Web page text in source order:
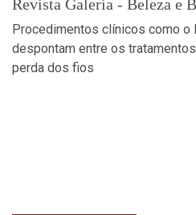
Revista Galeria - Beleza e
Procedimentos clínicos como o
despontam entre os
perda dos fios